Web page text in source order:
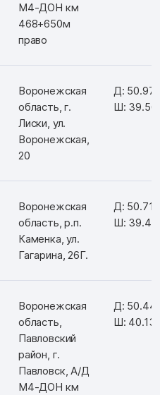
М4-ДОН км
468+650м
право
Воронежская
область, г.
Лиски, ул.
Воронежская,
20
Д:
Ш:
Воронежская
область, р.п.
Каменка, ул.
Гагарина, 26Г.
Д:
Ш:
Воронежская
область,
Павловский
район, г.
Павловск, А/Д
М4-ДОН км
Д:
Ш: